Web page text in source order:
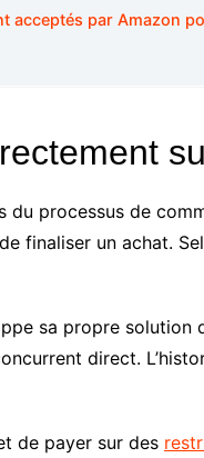
acceptés par Amazon
processus de
finaliser un achat.
sa propre solution
direct.
de payer sur des